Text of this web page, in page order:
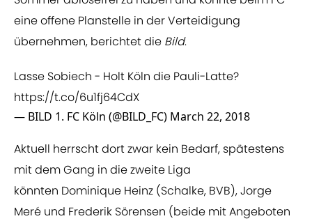
eine offene Planstelle in der Verteidigung
übernehmen, berichtet die Bild.
Lasse Sobiech - Holt Köln die Pauli-Latte?
https://t.co/6u1fj64CdX
— BILD 1. FC Köln (@BILD_FC) March 22, 2018
Aktuell herrscht dort zwar kein Bedarf, spätestens
mit dem Gang in die zweite Liga
könnten Dominique Heinz (Schalke, BVB), Jorge
Meré und Frederik Sörensen (beide mit Angeboten